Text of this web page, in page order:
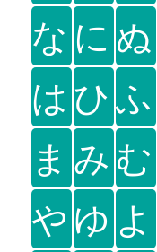
な に ぬ
は ひふ
ま み む
や ゆ よ